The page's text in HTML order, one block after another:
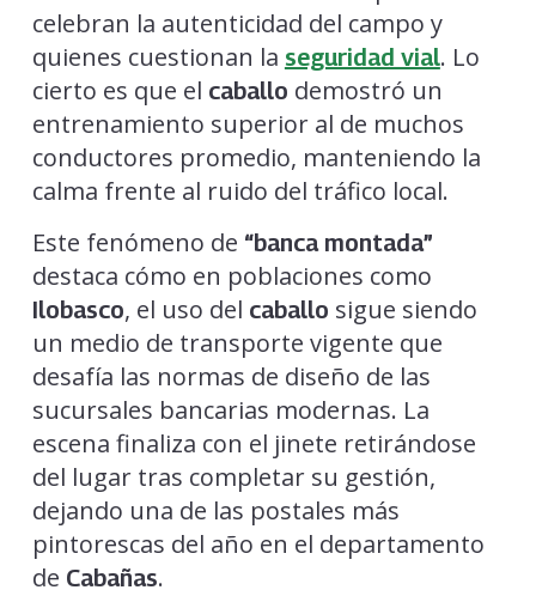
celebran la autenticidad del campo y
quienes cuestionan la seguridad vial. Lo
cierto es que el caballo demostró un
entrenamiento superior al de muchos
conductores promedio, manteniendo la
calma frente al ruido del tráfico local.
Este fenómeno de “banca montada”
destaca cómo en poblaciones como
Ilobasco, el uso del caballo sigue siendo
un medio de transporte vigente que
desafía las normas de diseño de las
sucursales bancarias modernas. La
escena finaliza con el jinete retirándose
del lugar tras completar su gestión,
dejando una de las postales más
pintorescas del año en el departamento
de Cabañas.